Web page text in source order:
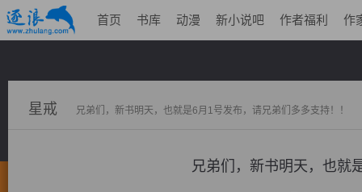
首页 书库 动漫 新小说吧 作者福利 作
星戒 兄弟们，新书明天，也就是6月1号发布，请兄弟们多多支持！！
兄弟们，新书明天，也就